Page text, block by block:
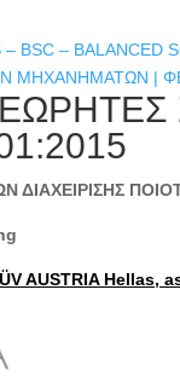
BSC – BALANCED
ΜΗΧΑΝΗΜΑΤΩΝ |
ΔΙΑΧΕΙΡΙΣΗΣ
AUSTRIA Hellas,